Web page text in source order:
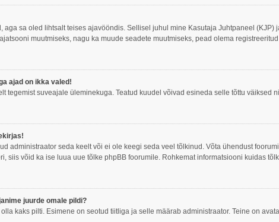
aga sa oled lihtsalt teises ajavööndis. Sellisel juhul mine Kasutaja Juhtpaneel
muutmiseks, nagu ka muude seadete muutmiseks, pead olema
ajad on ikka valed!
tegemist suveajale üleminekuga. Teatud kuudel võivad esineda selle tõttu väiksed
administraator seda keelt või ei ole keegi seda veel tõlkinud. Võta ühendust
siis võid ka ise luua uue tõlke phpBB foorumile. Rohkemat informatsiooni kuidas
juurde omale pildi?
kaks pilti. Esimene on seotud tiitliga ja selle määrab administraator. Teine on